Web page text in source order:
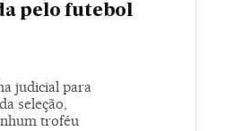
pelo futebol
judicial para
seleção,
troféu